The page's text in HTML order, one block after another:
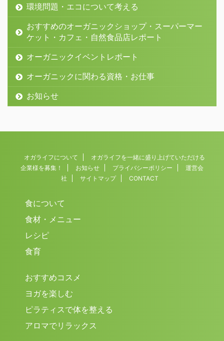
環境問題・エコについて考える
おすすめのオーガニックショップ・スーパーマー
ケット・カフェ・自然食品店レポート
オーガニックイベントレポート
オーガニックに関わる資格・お仕事
お知らせ
オガライフについて
オガライフを一緒に盛り上げていただける
企業様を募集！
お知らせ プライバシーポリシー
運営会
社
サイトマップ CONTACT
食について
食材・メニュー
レシピ
食育
おすすめコスメ
ヨガを楽しむ
ピラティスで体を整える
アロマでリラックス